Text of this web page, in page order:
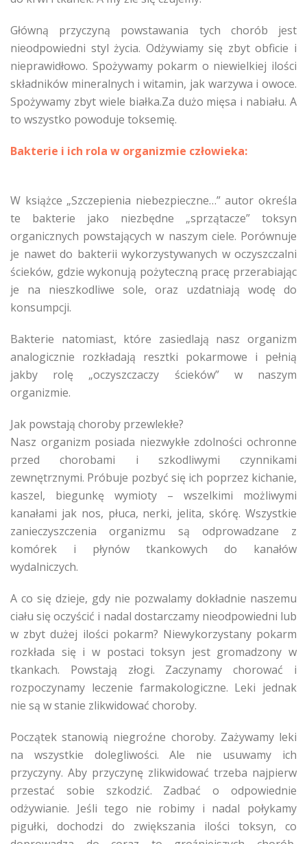
Główną przyczyną powstawania tych chorób jest
nieodpowiedni styl życia. Odżywiamy się zbyt obficie i
nieprawidłowo. Spożywamy pokarm o niewielkiej ilości
składników mineralnych i witamin, jak warzywa i owoce.
Spożywamy zbyt wiele białka.Za dużo mięsa i nabiału. A
to wszystko powoduje toksemię.
Bakterie i ich rola w organizmie człowieka:
W książce „Szczepienia niebezpieczne…” autor określa
te bakterie jako niezbędne „sprzątacze” toksyn
organicznych powstających w naszym ciele. Porównuje
je nawet do bakterii wykorzystywanych w oczyszczalni
ścieków, gdzie wykonują pożyteczną pracę przerabiając
je na nieszkodliwe sole, oraz uzdatniają wodę do
konsumpcji.
Bakterie natomiast, które zasiedlają nasz organizm
analogicznie rozkładają resztki pokarmowe i pełnią
jakby rolę „oczyszczaczy ścieków” w naszym
organizmie.
Jak powstają choroby przewlekłe?
Nasz organizm posiada niezwykłe zdolności ochronne
przed chorobami i szkodliwymi czynnikami
zewnętrznymi. Próbuje pozbyć się ich poprzez kichanie,
kaszel, biegunkę wymioty – wszelkimi możliwymi
kanałami jak nos, płuca, nerki, jelita, skórę. Wszystkie
zanieczyszczenia organizmu są odprowadzane z
komórek i płynów tkankowych do kanałów
wydalniczych.
A co się dzieje, gdy nie pozwalamy dokładnie naszemu
ciału się oczyścić i nadal dostarczamy nieodpowiedni lub
w zbyt dużej ilości pokarm? Niewykorzystany pokarm
rozkłada się i w postaci toksyn jest gromadzony w
tkankach. Powstają złogi. Zaczynamy chorować i
rozpoczynamy leczenie farmakologiczne. Leki jednak
nie są w stanie zlikwidować choroby.
Początek stanowią niegroźne choroby. Zażywamy leki
na wszystkie dolegliwości. Ale nie usuwamy ich
przyczyny. Aby przyczynę zlikwidować trzeba najpierw
przestać sobie szkodzić. Zadbać o odpowiednie
odżywianie. Jeśli tego nie robimy i nadal połykamy
pigułki, dochodzi do zwiększania ilości toksyn, co